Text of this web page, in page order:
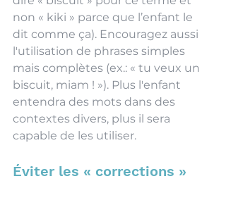
non « kiki » parce que l’enfant le
dit comme ça). Encouragez aussi
l'utilisation de phrases simples
mais complètes (ex.: « tu veux un
biscuit, miam ! »). Plus l'enfant
entendra des mots dans des
contextes divers, plus il sera
capable de les utiliser.
Éviter les « corrections »